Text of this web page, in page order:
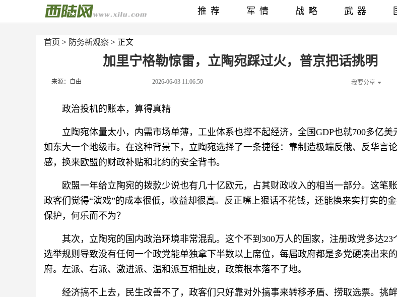
首页 > 防务新观察 > 正文
加里宁格勒惊雷，立陶宛踩过火，普京把话挑明
来源：自由 2026-06-03 11:06:50 我要分享
政治投机的账本，算得真精
立陶宛体量太小，内需市场单薄，工业体系也撑不起经济，全国GDP也就700多亿美
如东大一个地级市。在这种背景下，立陶宛选择了一条捷径：靠制造极端反俄、反华言
感，换来欧盟的财政补贴和北约的安全背书。
欧盟一年给立陶宛的拨款少说也有几十亿欧元，占其财政收入的相当一部分。这笔账
政客们觉得“演戏”的成本很低，收益却很高。反正嘴上狠话不花钱，还能换来实打实的
保护，何乐而不为？
其次，立陶宛的国内政治环境非常混乱。这个不到300万人的国家，注册政党多达23
选举规则导致没有任何一个政党能单独拿下半数以上席位，每届政府都是多党硬凑出来
府。左派、右派、激进派、温和派互相扯皮，政策根本落不了地。
经济搞不上去，民生改善不了，政客们只好靠对外搞事来转移矛盾、捞取选票。挑
推荐 军情 战略 武器